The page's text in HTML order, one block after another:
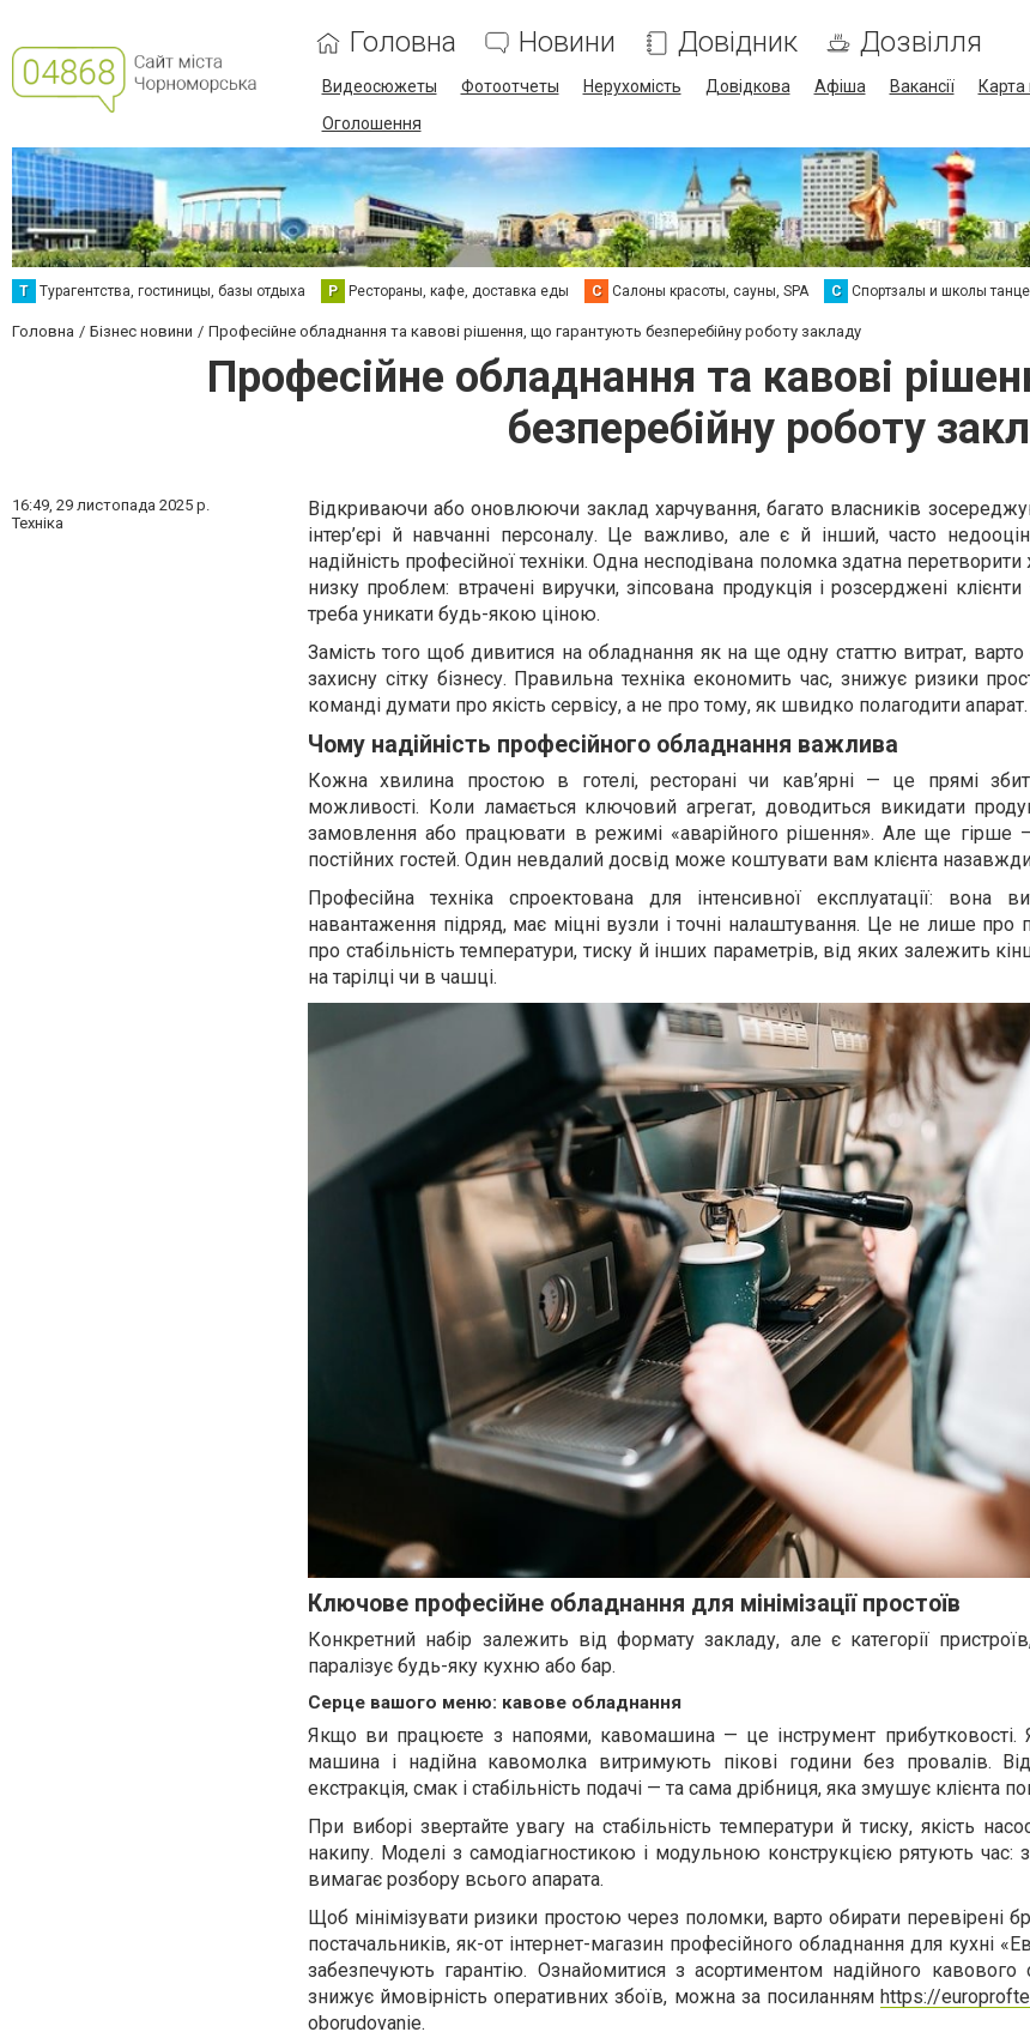
Головна Новини Довідник Дозвілля
Видеосюжеты Фотоотчеты Нерухомість Довідкова Афіша Вакансії Карта
Оголошення
Т Турагентства, гостиницы, базы отдыха Р Рестораны, кафе, доставка еды С Салоны красоты, сауны, SPA С Спортзалы и школы
Головна Бізнес новини Професійне обладнання та кавові рішення, що гарантують безперебійну роботу закладу
Професійне обладнання та кавові
безперебійну роботу
16:49, 29 листопада 2025 р.
Техніка
Відкриваючи або оновлюючи заклад харчування, багато власників
інтер’єрі й навчанні персоналу. Це важливо, але є й інший, часто
надійність професійної техніки. Одна несподівана поломка здатна
низку проблем: втрачені виручки, зіпсована продукція і розсерджені
треба уникати будь-якою ціною.
Замість того щоб дивитися на обладнання як на ще одну статтю витрат,
захисну сітку бізнесу. Правильна техніка економить час, знижує ризики
команді думати про якість сервісу, а не про тому, як швидко полагодити апарат.
Чому надійність професійного обладнання важлива
Кожна хвилина простою в готелі, ресторані чи кав’ярні — це прямі
можливості. Коли ламається ключовий агрегат, доводиться викидати
замовлення або працювати в режимі «аварійного рішення». Але ще гірше
постійних гостей. Один невдалий досвід може коштувати вам клієнта
Професійна техніка спроектована для інтенсивної експлуатації: вона
навантаження підряд, має міцні вузли і точні налаштування. Це не лише про
про стабільність температури, тиску й інших параметрів, від яких залежить
на тарілці чи в чашці.
Ключове професійне обладнання для мінімізації простоїв
Конкретний набір залежить від формату закладу, але є категорії
паралізує будь-яку кухню або бар.
Серце вашого меню: кавове обладнання
Якщо ви працюєте з напоями, кавомашина — це інструмент прибутковості.
машина і надійна кавомолка витримують пікові години без провалів.
екстракція, смак і стабільність подачі — та сама дрібниця, яка змушує клієнта
При виборі звертайте увагу на стабільність температури й тиску, якість
накипу. Моделі з самодіагностикою і модульною конструкцією рятують час:
вимагає розбору всього апарата.
Щоб мінімізувати ризики простою через поломки, варто обирати перевірені
постачальників, як-от інтернет-магазин професійного обладнання для кухні
забезпечують гарантію. Ознайомитися з асортиментом надійного кавового
знижує ймовірність оперативних збоїв, можна за посиланням https://
oborudovanie.